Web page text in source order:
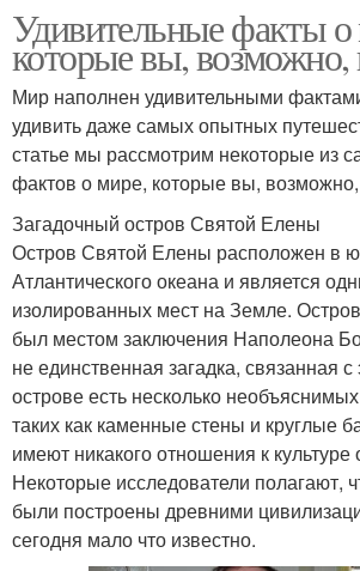
Удивительные факты
которые вы, возможно,
Мир наполнен удивительными
удивить даже самых опытных
статье мы рассмотрим некоторые из
фактов о мире, которые вы, возможно,
Загадочный остров Святой Елены
Остров Святой Елены расположен в
Атлантического океана и является
изолированных мест на Земле.
был местом заключения Наполеона
не единственная загадка, связанная
острове есть несколько
таких как каменные стены и круглые
имеют никакого отношения к культуре
Некоторые исследователи полагают,
были построены древними
сегодня мало что известно.